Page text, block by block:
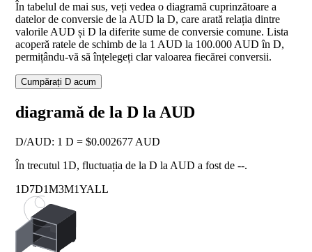
În tabelul de mai sus, veți vedea o diagramă cuprinzătoare a
datelor de conversie de la AUD la D, care arată relația dintre
valorile AUD și D la diferite sume de conversie comune. Lista
acoperă ratele de schimb de la 1 AUD la 100.000 AUD în D,
permițându-vă să înțelegeți clar valoarea fiecărei conversii.
Cumpărați D acum
diagramă de la D la AUD
D/AUD: 1 D = $0.002677 AUD
În trecutul 1D, fluctuația de la D la AUD a fost de --.
1D7D1M3M1YALL